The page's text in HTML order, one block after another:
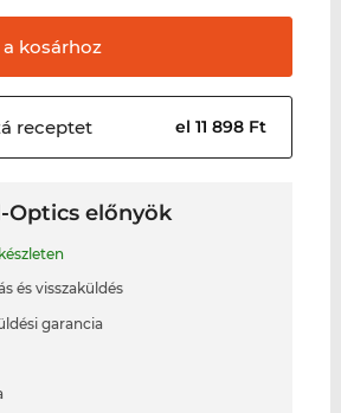
kosárhoz
receptet el 11 898 Ft
Optics előnyök
és visszaküldés
garancia